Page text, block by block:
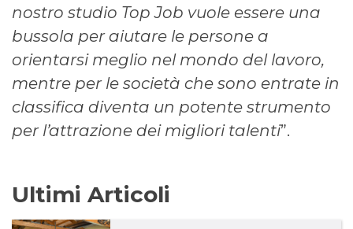
nostro studio Top Job vuole essere una
bussola per aiutare le persone a
orientarsi meglio nel mondo del lavoro,
mentre per le società che sono entrate in
classifica diventa un potente strumento
per l’attrazione dei migliori talenti”.
Ultimi Articoli